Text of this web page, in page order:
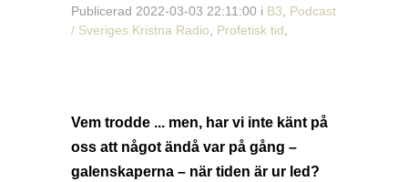
Publicerad 2022-03-03 22:11:00 i B3
Podcast
/ Sveriges Kristna Radio
Profetisk tid
Vem trodde ... men, har vi inte känt på
oss att något ändå var på gång –
galenskaperna – när tiden är ur led?